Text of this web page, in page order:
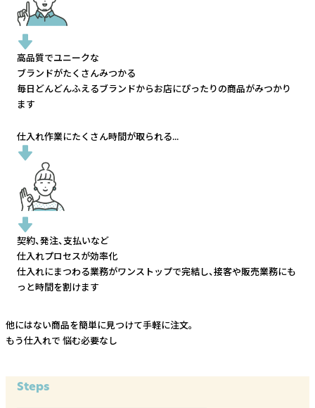
高品質でユニークな
ブランドがたくさんみつかる
毎日どんどんふえるブランドからお店にぴったりの商品がみつかり
ます
仕入れ作業にたくさん時間が取られる...
契約、発注、支払いなど
仕入れプロセスが効率化
仕入れにまつわる業務がワンストップで完結し、接客や販売業務にも
っと時間を割けます
他にはない商品を簡単に見つけて手軽に注文。
もう仕入れで 悩む必要なし
Steps